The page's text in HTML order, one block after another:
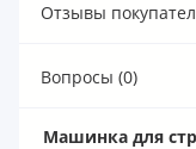
Отзывы
Вопросы (0)
Машинка для